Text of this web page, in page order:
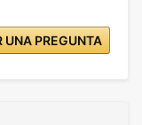
UNA PREGUNTA